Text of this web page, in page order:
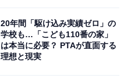
20年間「駆け込み実績ゼロ」の
学校も…「こども110番の家」
は本当に必要？ PTAが直面する
理想と現実